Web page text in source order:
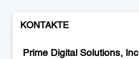
KONTAKTE
Prime Digital Solutions, Inc